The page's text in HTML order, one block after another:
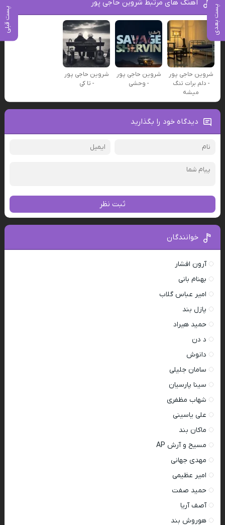
پست بعدی پست قبلی
آهنگ های مرتبط شروین حاجی پور
شروین حاجی پور
- دلم برات تنگ
میشه
شروین حاجی پور
- وحشی
شروین حاجی پور
- تا کی
دیدگاه خود را بگذارید
ثبت نظر
خوانندگان
آرون افشار
بهنام بانی
امیر عباس گلاب
پازل بند
حمید هیراد
د دن
دانوش
سامان جلیلی
سینا پارسیان
شهاب مظفری
علی یاسینی
ماکان بند
مسیح و آرش AP
مهدی جهانی
امیر عظیمی
حمید صفت
آصف آریا
هوروش بند